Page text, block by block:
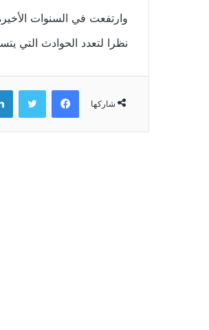
وارتفعت في السنوات
نظرا لتعدد الحوادث التي
شاركها
فيسبوك تويتر